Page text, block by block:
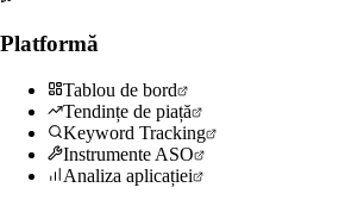
Platformă
Tablou de bord
Tendințe de piață
Keyword Tracking
Instrumente ASO
Analiza aplicației